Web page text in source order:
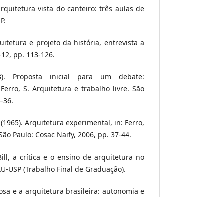
vista do canteiro: três aulas de
e projeto da história, entrevista a
pp. 113-126.
Proposta inicial para um debate:
S. Arquitetura e trabalho livre. São
36.
Arquitetura experimental, in: Ferro,
Paulo: Cosac Naify, 2006, pp. 37-44.
a crítica e o ensino de arquitetura no
USP (Trabalho Final de Graduação).
e a arquitetura brasileira: autonomia e